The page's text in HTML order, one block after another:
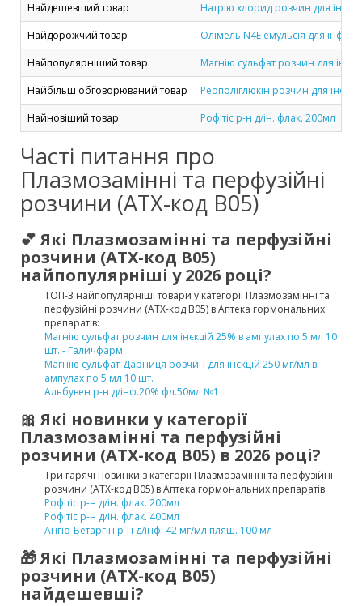
Найдешевший товар
Натрію хлорид розчин для
Найдорожчий товар
Олімель N4E емульсія для
Найпопулярніший товар
Магнію сульфат розчин для
Найбільш обговорюваний товар
Реополіглюкін розчин для
Найновіший товар
Рофітіс р-н д/ін. флак. 200мл
Часті питання про
Плазмозамінні та перфузійні
розчини (ATX-код B05)
💕 Які Плазмозамінні та перфузійні
розчини (ATX-код B05)
найпопулярніші у 2026 році?
ТОП-3 найпопулярніші товари у категорії Плазмозамінні та
перфузійні розчини (ATX-код B05) в Аптека гормональних
препаратів:
Магнію сульфат розчин для інєкцій 25% в ампулах по 5 мл 10
шт. - Галичфарм
Магнію сульфат-Дарниця розчин для інєкцій 250 мг/мл в
ампулах по 5 мл 10 шт.
Альбувен р-н д/інф.20% фл.50мл №1
🎀 Які новинки у категорії
Плазмозамінні та перфузійні
розчини (ATX-код B05) в 2026 році?
Три гарячі новинки з категорії Плазмозамінні та перфузійні
розчини (ATX-код B05) в Аптека гормональних препаратів:
Рофітіс р-н д/ін. флак. 200мл
Рофітіс р-н д/ін. флак. 400мл
Ангіо-Бетаргін р-н д/інф. 42 мг/мл пляш. 100 мл
🎁 Які Плазмозамінні та перфузійні
розчини (ATX-код B05)
найдешевші?